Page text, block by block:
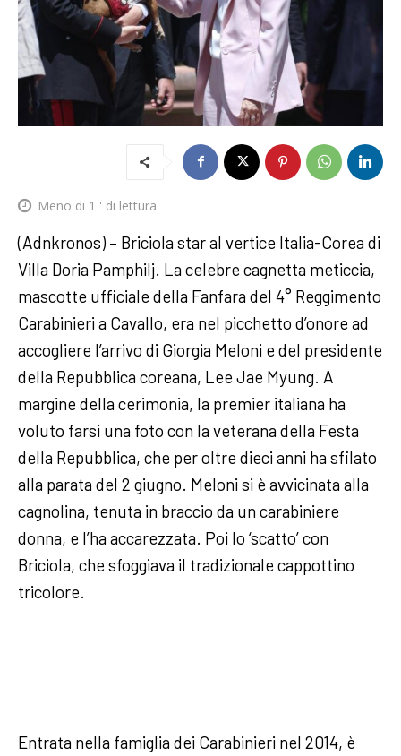
Meno di 1 ' di lettura
(Adnkronos) – Briciola star al vertice Italia-Corea di
Villa Doria Pamphilj. La celebre cagnetta meticcia,
mascotte ufficiale della Fanfara del 4° Reggimento
Carabinieri a Cavallo, era nel picchetto d’onore ad
accogliere l’arrivo di Giorgia Meloni e del presidente
della Repubblica coreana, Lee Jae Myung. A
margine della cerimonia, la premier italiana ha
voluto farsi una foto con la veterana della Festa
della Repubblica, che per oltre dieci anni ha sfilato
alla parata del 2 giugno. Meloni si è avvicinata alla
cagnolina, tenuta in braccio da un carabiniere
donna, e l’ha accarezzata. Poi lo ‘scatto’ con
Briciola, che sfoggiava il tradizionale cappottino
tricolore.
Entrata nella famiglia dei Carabinieri nel 2014, è